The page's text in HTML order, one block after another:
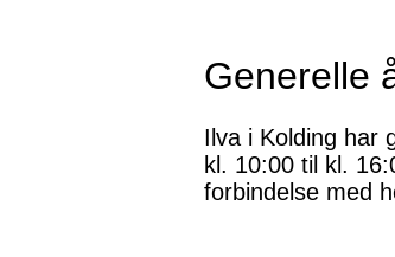
Generelle
Ilva i Kolding har
kl. 10:00 til kl.
forbindelse med